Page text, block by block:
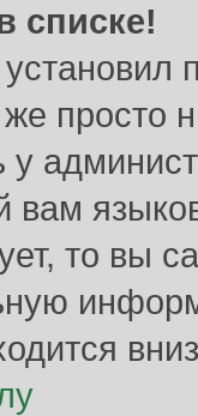
списке!
просто
у
то вы